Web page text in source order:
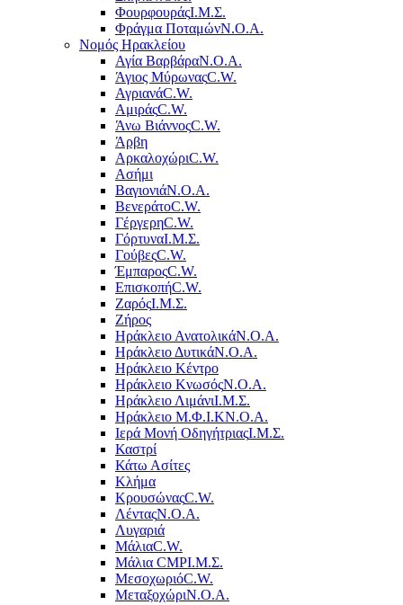
ΦουρφουράςΙ.Μ.Σ.
Φράγμα ΠοταμώνΝ.Ο.Α.
Νομός Ηρακλείου
Αγία ΒαρβάραΝ.Ο.Α.
Άγιος ΜύρωναςC.W.
ΑγριανάC.W.
ΑμιράςC.W.
Άνω ΒιάννοςC.W.
Άρβη
ΑρκαλοχώριC.W.
Ασήμι
ΒαγιονιάΝ.Ο.Α.
ΒενεράτοC.W.
ΓέργερηC.W.
ΓόρτυναΙ.Μ.Σ.
ΓούβεςC.W.
ΈμπαροςC.W.
ΕπισκοπήC.W.
ΖαρόςΙ.Μ.Σ.
Ζήρος
Ηράκλειο ΑνατολικάΝ.Ο.Α.
Ηράκλειο ΔυτικάΝ.Ο.Α.
Ηράκλειο Κέντρο
Ηράκλειο ΚνωσόςΝ.Ο.Α.
Ηράκλειο ΛιμάνιΙ.Μ.Σ.
Ηράκλειο Μ.Φ.Ι.ΚΝ.Ο.Α.
Ιερά Μονή ΟδηγήτριαςΙ.Μ.Σ.
Καστρί
Κάτω Ασίτες
Κλήμα
ΚρουσώναςC.W.
ΛένταςΝ.Ο.Α.
Λυγαριά
ΜάλιαC.W.
Μάλια CMPΙ.Μ.Σ.
ΜεσοχωριόC.W.
ΜεταξοχώριΝ.Ο.Α.